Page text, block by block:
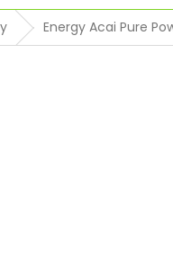
Energy Acai Pure